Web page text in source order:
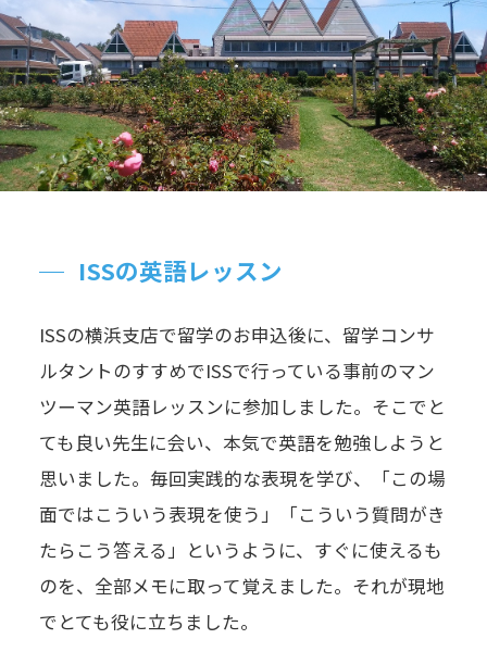
ISSの英語レッスン
ISSの横浜支店で留学のお申込後に、留学コンサ
ルタントのすすめでISSで行っている事前のマン
ツーマン英語レッスンに参加しました。そこでと
ても良い先生に会い、本気で英語を勉強しようと
思いました。毎回実践的な表現を学び、「この場
面ではこういう表現を使う」「こういう質問がき
たらこう答える」というように、すぐに使えるも
のを、全部メモに取って覚えました。それが現地
でとても役に立ちました。